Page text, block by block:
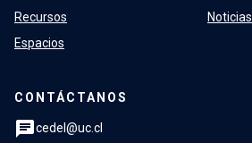
Recursos
Espacios
Noticias
CONTÁCTANOS
chatcedel@uc.cl